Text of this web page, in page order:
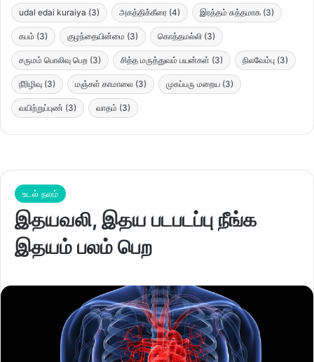
udal edai kuraiya (3) அகத்திக்கீரை (4) இரத்தம் சுத்தமாக (3)
கபம் (3) குழந்தையின்மை (3) கொத்தமல்லி (3)
சருமம் பொலிவு பெற (3) சித்த மருத்துவம் பயன்கள் (3) நிலவேம்பு (3)
நீரிழிவு (3) மஞ்சள் காமாலை (3) முகப்பரு மறைய (3)
வயிற்றுப்புண் (3) வாதம் (3)